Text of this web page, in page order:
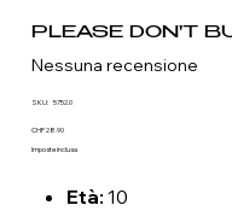
PLEASE DON'T
Nessuna recensione
SKU: SKU
5752.0
Prezzo
CHF 28.90
Imposte inclusa
Età:10